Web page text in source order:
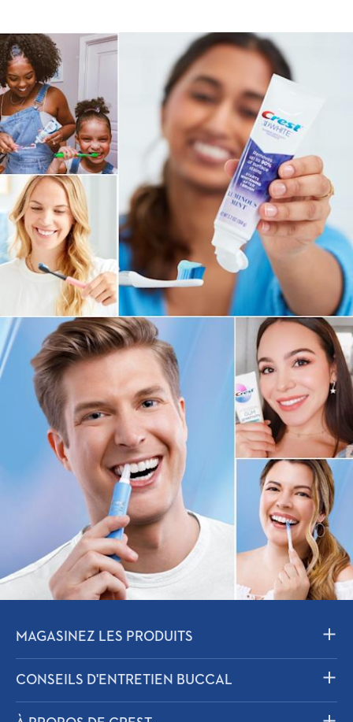
MAGASINEZ LES PRODUITS
Dentifrice
Rince-bouche
CONSEILS D'ENTRETIEN BUCCAL